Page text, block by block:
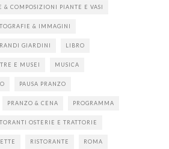
& COMPOSIZIONI PIANTE E VASI
& IMMAGINI
GIARDINI LIBRO
E MUSEI MUSICA
PAUSA PRANZO
PRANZO & CENA PROGRAMMA
OSTERIE E TRATTORIE
RISTORANTE ROMA